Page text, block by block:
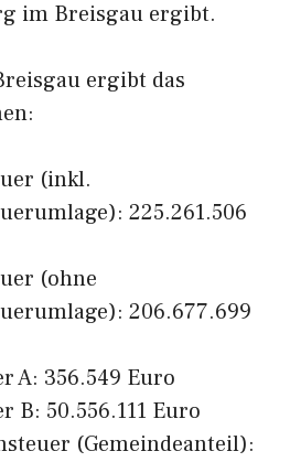
im Breisgau ergibt.
ergibt das
(inkl.
225.261.506
(ohne
206.677.699
A: 356.549 Euro
B: 50.556.111 Euro
(Gemeindeanteil):